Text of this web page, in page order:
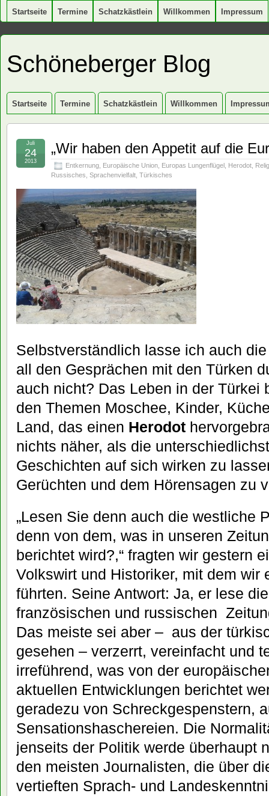
Startseite Termine Schatzkästlein Willkommen Impressum
Schöneberger Blog
Startseite Termine Schatzkästlein Willkommen
„Wir haben den Appetit auf die
Entkernung Europäische Union Europas Lungenflügel Herodot
Russisches Sprachenvielfalt Türkisches
Juli
24
2013
Selbstverständlich lasse ich auch
all den Gesprächen mit den Türken
auch nicht? Das Leben in der Türkei
den Themen Moschee, Kinder,
Land, das einen Herodot
nichts näher, als die
Geschichten auf sich wirken zu
Gerüchten und dem Hörensagen zu
„Lesen Sie denn auch die westliche
denn von dem, was in unseren
berichtet wird?,“ fragten wir gestern
Volkswirt und Historiker, mit dem wir
führten. Seine Antwort: Ja, er lese
französischen und russischen
Das meiste sei aber – aus der
gesehen – verzerrt, vereinfacht und
irreführend, was von der
aktuellen Entwicklungen berichtet
geradezu von Schreckgespenstern,
Sensationshaschereien. Die
jenseits der Politik werde überhaupt
den meisten Journalisten, die über
vertieften Sprach- und